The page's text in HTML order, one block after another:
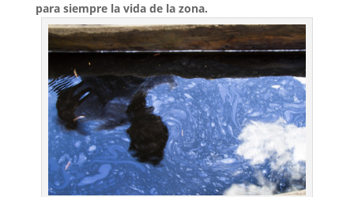
para siempre la vida de la zona.